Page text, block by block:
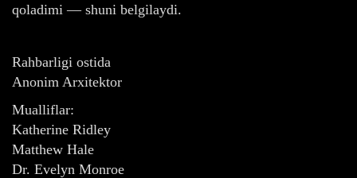
qoladimi — shuni belgilaydi.
Rahbarligi ostida
Anonim Arxitektor
Mualliflar:
Katherine Ridley
Matthew Hale
Dr. Evelyn Monroe